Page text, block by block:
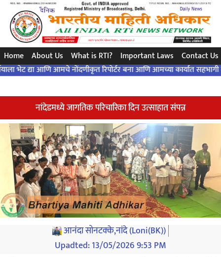
ಸರಳ ಪ್ರಶ್ನೆ..ಒಂದು ನಿಖರವಾದ ಉತ್ತರ ... ಸಂವಿಧಾನದ ಪ್ರಕಾರ ..!
Home About Us What is RTI? Important Laws
Contact Us
आणि आमचे नोंदणीकृत रिपोर्टर बना आणि आमच्या कार्यात सहभागी व्हा..!
नांदेडमध्ये जागतिक परिचारिका दिन उत्साहात संपन्न
आनंदा सोनटक्के,नांदे (Loni(BK))
Upadted:13/05/2026 9:53 PM